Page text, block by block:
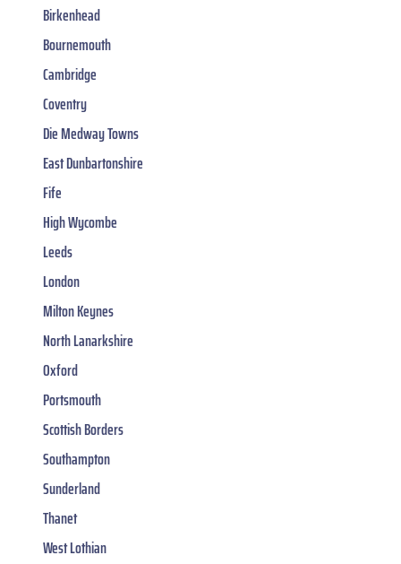
Birkenhead
Bournemouth
Cambridge
Coventry
Die Medway Towns
East Dunbartonshire
Fife
High Wycombe
Leeds
London
Milton Keynes
North Lanarkshire
Oxford
Portsmouth
Scottish Borders
Southampton
Sunderland
Thanet
West Lothian